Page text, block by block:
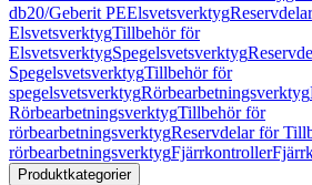
db20/Geberit PEElsvetsverktyg
ElsvetsverktygTillbehör för
ElsvetsverktygSpegelsvetsverktyg
SpegelsvetsverktygTillbehör för
spegelsvetsverktygRörbearbetningsverktyg
RörbearbetningsverktygTillbehör för
rörbearbetningsverktygReservdelar för
rörbearbetningsverktygFjärrkontroller
Produktkategorier